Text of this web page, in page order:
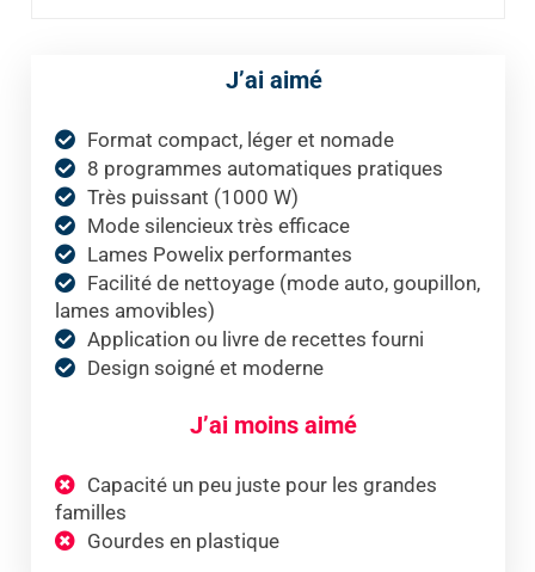
J’ai aimé
Format compact, léger et nomade
8 programmes automatiques pratiques
Très puissant (1000 W)
Mode silencieux très efficace
Lames Powelix performantes
Facilité de nettoyage (mode auto, goupillon,
lames amovibles)
Application ou livre de recettes fourni
Design soigné et moderne
J’ai moins aimé
Capacité un peu juste pour les grandes
familles
Gourdes en plastique